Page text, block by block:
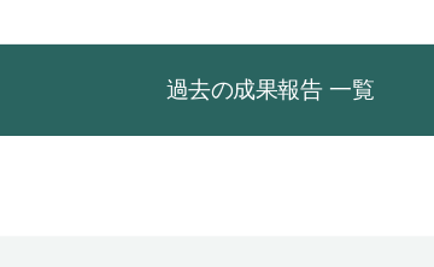
過去の成果報告 一覧